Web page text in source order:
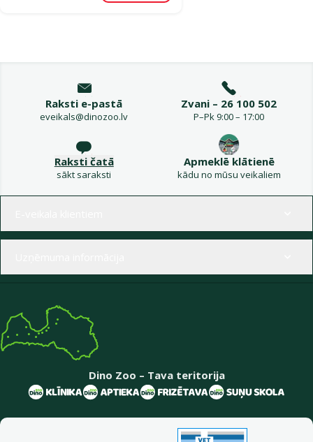
Raksti e-pastā
eveikals@dinozoo.lv
Zvani – 26 100 502
P–Pk 9:00 – 17:00
Raksti čatā
sākt saraksti
Apmeklē klātienē
kādu no mūsu veikaliem
Dino Zoo – Tava teritorija